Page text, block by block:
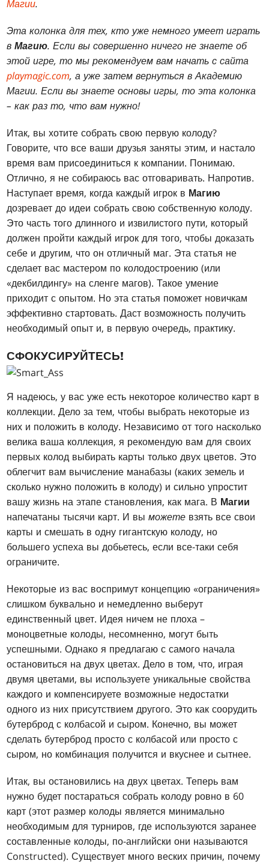
Магии.
Эта колонка для тех, кто уже немного умеет играть
вМагию. Если вы совершенно ничего не знаете об
этой игре, то мы рекомендуем вам начать с сайта
playmagic.com, а уже затем вернуться в Академию
Магии. Если вы знаете основы игры, то эта колонка
– как раз то, что вам нужно!
Итак, вы хотите собрать свою первую колоду?
Говорите, что все ваши друзья заняты этим, и настало
время вам присоединиться к компании. Понимаю.
Отлично, я не собираюсь вас отговаривать. Напротив.
Наступает время, когда каждый игрок в Магию
дозревает до идеи собрать свою собственную колоду.
Это часть того длинного и извилистого пути, который
должен пройти каждый игрок для того, чтобы доказать
себе и другим, что он отличный маг. Эта статья не
сделает вас мастером по колодостроению (или
«декбилдингу» на сленге магов). Такое умение
приходит с опытом. Но эта статья поможет новичкам
эффективно стартовать. Даст возможность получить
необходимый опыт и, в первую очередь, практику.
СФОКУСИРУЙТЕСЬ!
Я надеюсь, у вас уже есть некоторое количество карт в
коллекции. Дело за тем, чтобы выбрать некоторые из
них и положить в колоду. Независимо от того насколько
велика ваша коллекция, я рекомендую вам для своих
первых колод выбирать карты только двух цветов. Это
облегчит вам вычисление манабазы (каких земель и
сколько нужно положить в колоду) и сильно упростит
вашу жизнь на этапе становления, как мага. В Магии
напечатаны тысячи карт. И выможете взять все свои
карты и смешать в одну гигантскую колоду, но
большего успеха вы добьетесь, если все-таки себя
ограничите.
Некоторые из вас воспримут концепцию «ограничения»
слишком буквально и немедленно выберут
единственный цвет. Идея ничем не плоха –
моноцветные колоды, несомненно, могут быть
успешными. Однако я предлагаю с самого начала
остановиться на двух цветах. Дело в том, что, играя
двумя цветами, вы используете уникальные свойства
каждого и компенсируете возможные недостатки
одного из них присутствием другого. Это как соорудить
бутерброд с колбасой и сыром. Конечно, вы может
сделать бутерброд просто с колбасой или просто с
сыром, но комбинация получится и вкуснее и сытнее.
Итак, вы остановились на двух цветах. Теперь вам
нужно будет постараться собрать колоду ровно в 60
карт (этот размер колоды является минимально
необходимым для турниров, где используются заранее
составленные колоды, по-английски они называются
Constructed). Существует много веских причин, почему